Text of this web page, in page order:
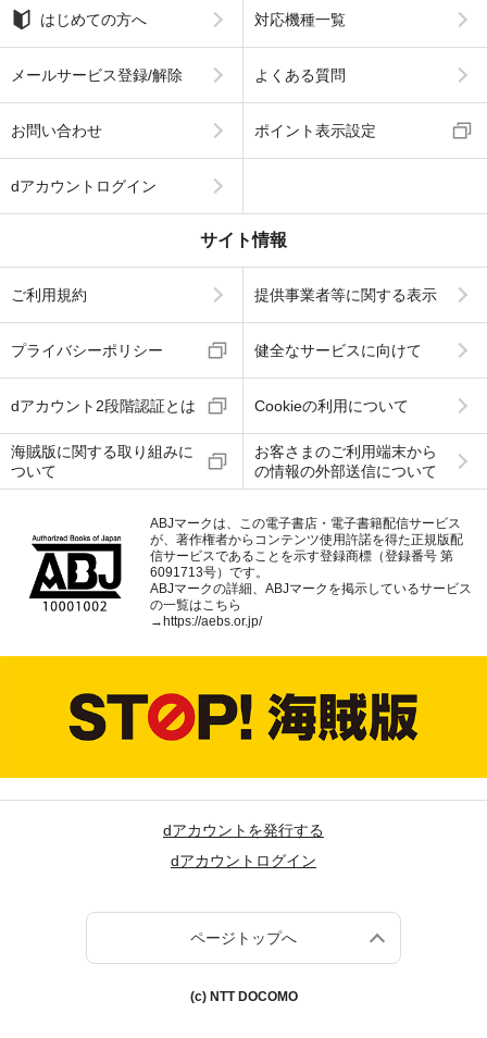
はじめての方へ 対応機種一覧
メールサービス登録/解除 よくある質問
お問い合わせ ポイント表示設定
dアカウントログイン
サイト情報
ご利用規約 提供事業者等に関する表示
プライバシーポリシー 健全なサービスに向けて
dアカウント2段階認証とは Cookieの利用について
海賊版に関する取り組みに
ついて
お客さまのご利用端末から
の情報の外部送信について
ABJマークは、この電子書店・電子書籍配信サービス
が、著作権者からコンテンツ使用許諾を得た正規版配
信サービスであることを示す登録商標（登録番号 第
6091713号）です。
ABJマークの詳細、ABJマークを掲示しているサービス
の一覧はこちら
→ https://aebs.or.jp/
dアカウントを発行する
dアカウントログイン
ページトップへ
(c) NTT DOCOMO